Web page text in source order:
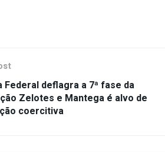
Federal deflagra a 7ª fase da
Zelotes e Mantega é alvo de
coercitiva